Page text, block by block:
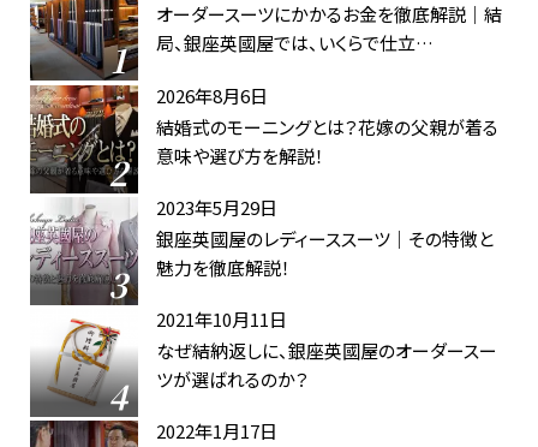
オーダースーツにかかるお金を徹底解説｜結
局、銀座英國屋では、いくらで仕立…
2026年8月6日
結婚式のモーニングとは？花嫁の父親が着る
意味や選び方を解説！
2023年5月29日
銀座英國屋のレディーススーツ｜その特徴と
魅力を徹底解説！
2021年10月11日
なぜ結納返しに、銀座英國屋のオーダースー
ツが選ばれるのか？
2022年1月17日